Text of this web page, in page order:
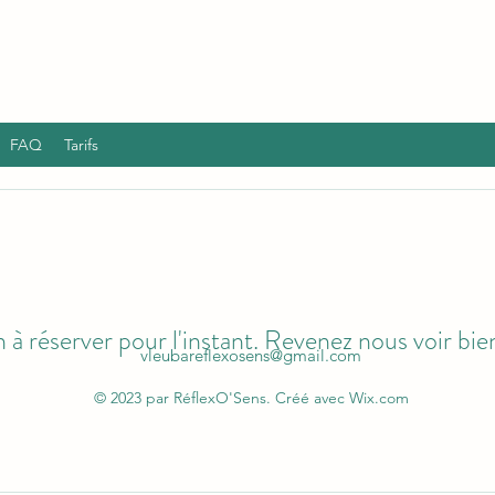
FAQ Tarifs
à réserver pour l'instant. Revenez nous voir
vleubareflexosens@gmail.com
© 2023 par RéflexO'Sens. Créé avec Wix.com